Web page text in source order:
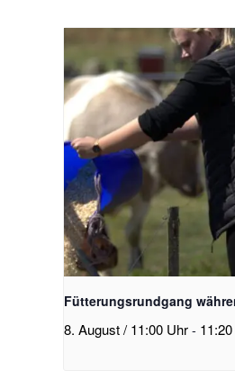
Fütterungsrundgang
8. August / 11:00 Uhr - 11:20